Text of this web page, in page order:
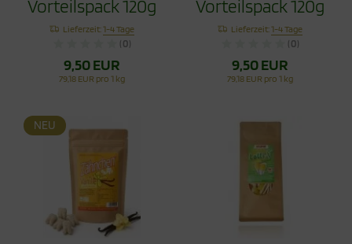
Vorteilspack 120g
- Zahnpflege
Bonbons
Lieferzeit:1-4 Tage
(0)
9,50 EUR
79,18 EUR pro 1 kg
Vorteilspack 120g
- Zahnpflege
Bonbons
Lieferzeit:1-4 Tage
(0)
9,50 EUR
79,18 EUR pro 1 kg
NEU